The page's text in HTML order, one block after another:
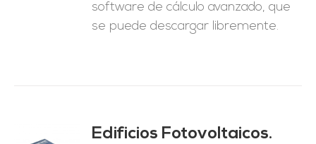
software de cálculo avanzado, que
se puede descargar libremente.
Edificios Fotovoltaicos.